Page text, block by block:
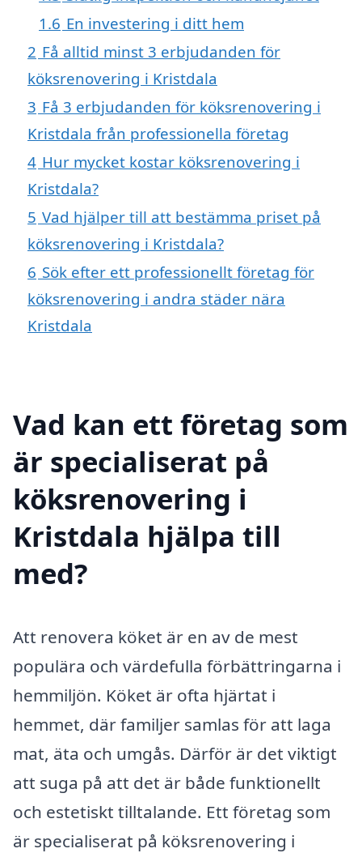
1.6 En investering i ditt hem
2 Få alltid minst 3 erbjudanden för
köksrenovering i Kristdala
3 Få 3 erbjudanden för köksrenovering i
Kristdala från professionella företag
4 Hur mycket kostar köksrenovering i
Kristdala?
5 Vad hjälper till att bestämma priset på
köksrenovering i Kristdala?
6 Sök efter ett professionellt företag för
köksrenovering i andra städer nära
Kristdala
Vad kan ett företag som
är specialiserat på
köksrenovering i
Kristdala hjälpa till
med?
Att renovera köket är en av de mest
populära och värdefulla förbättringarna i
hemmiljön. Köket är ofta hjärtat i
hemmet, där familjer samlas för att laga
mat, äta och umgås. Därför är det viktigt
att suga på att det är både funktionellt
och estetiskt tilltalande. Ett företag som
är specialiserat på köksrenovering i